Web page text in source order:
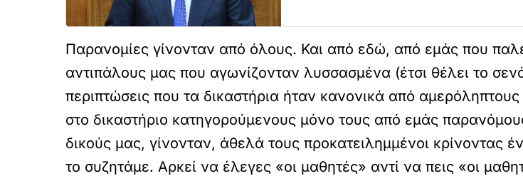
Παρανομίες γίνονταν από όλους. Και από εδώ, από εμάς που
αντιπάλους μας που αγωνίζονταν λυσσασμένα (έτσι θέλει το
περιπτώσεις που τα δικαστήρια ήταν κανονικά από
στο δικαστήριο κατηγορούμενους μόνο τους από εμάς
δικούς μας, γίνονταν, άθελά τους προκατειλημμένοι κρίνοντας
το συζητάμε. Αρκεί να έλεγες «οι μαθητές» αντί να πεις «οι